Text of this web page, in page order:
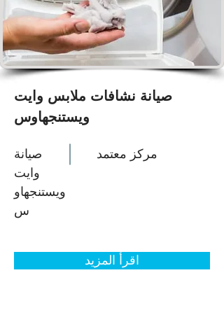
صيانة نشافات ملابس وايت
ويستنجهاوس
صيانة
وايت
ويستنجهاو
س
مركز معتمد
اقرأ المزيد